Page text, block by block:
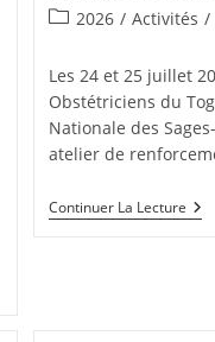
2026 / Activités /
Les 24 et 25 juillet
Obstétriciens du
Nationale des
atelier de
Continuer La Lecture